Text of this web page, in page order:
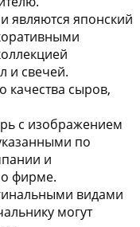
являются японский
и свечей.
качества сыров,
с изображением
по
и
фирме.
видами
могут